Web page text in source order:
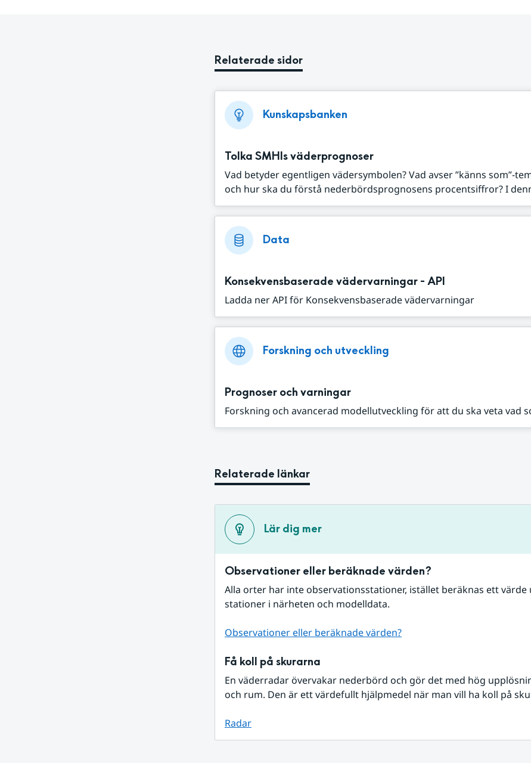
Relaterade sidor
Kunskapsbanken
Tolka SMHIs väderprognoser
Vad betyder egentligen vädersymbolen? Vad avser ”känns som”-
och hur ska du förstå nederbördsprognosens procentsiffror? I
Data
Konsekvensbaserade vädervarningar - API
Ladda ner API för Konsekvensbaserade vädervarningar
Forskning och utveckling
Prognoser och varningar
Forskning och avancerad modellutveckling för att du ska veta vad
Relaterade länkar
Lär dig mer
Observationer eller beräknade värden?
Alla orter har inte observationsstationer, istället beräknas ett värde
stationer i närheten och modelldata.
Observationer eller beräknade värden?
Få koll på skurarna
En väderradar övervakar nederbörd och gör det med hög
och rum. Den är ett värdefullt hjälpmedel när man vill ha koll på
Radar